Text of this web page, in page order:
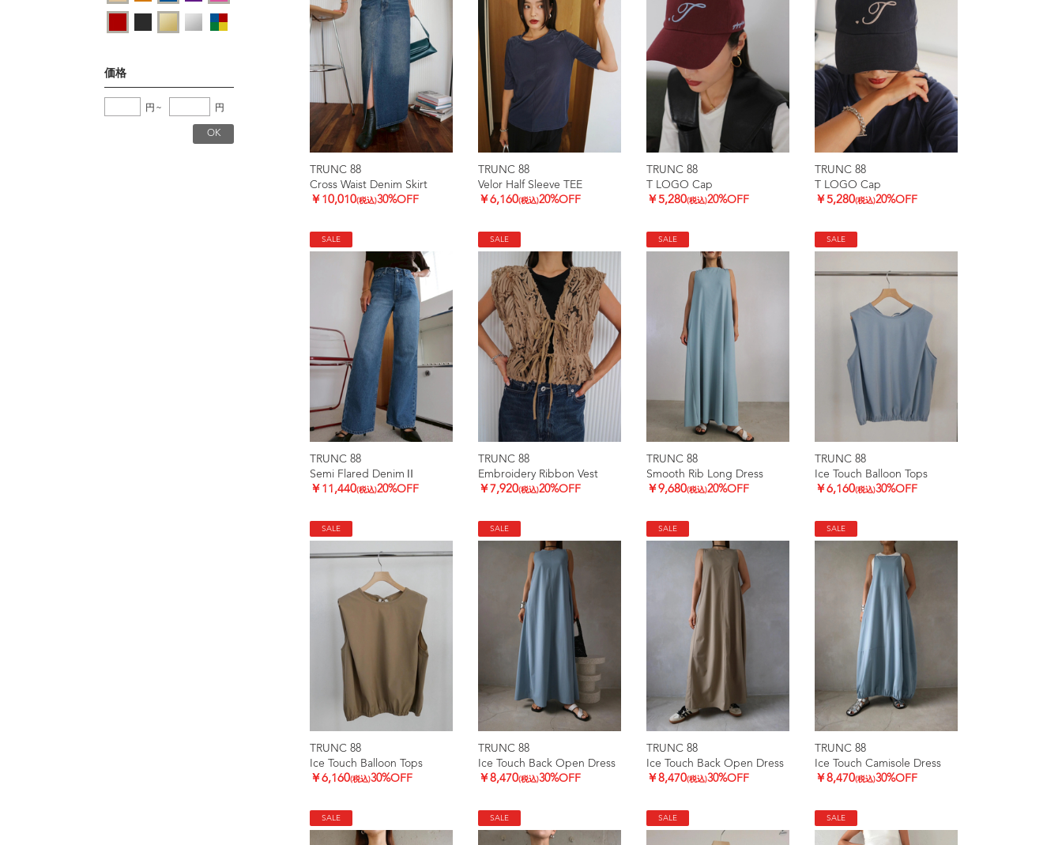
価格
円 ~ 円
TRUNC 88
Cross Waist Denim Skirt
￥10,010(税込)30%OFF
TRUNC 88
Velor Half Sleeve TEE
￥6,160(税込)20%OFF
TRUNC 88
T LOGO Cap
￥5,280(税込)20%OFF
TRUNC 88
T LOGO Cap
￥5,280(税込)20%OFF
SALE
TRUNC 88
Semi Flared DenimⅡ
￥11,440(税込)20%OFF
SALE
TRUNC 88
Embroidery Ribbon Vest
￥7,920(税込)20%OFF
SALE
TRUNC 88
Smooth Rib Long Dress
￥9,680(税込)20%OFF
SALE
TRUNC 88
Ice Touch Balloon Tops
￥6,160(税込)30%OFF
SALE
TRUNC 88
Ice Touch Balloon Tops
￥6,160(税込)30%OFF
SALE
TRUNC 88
Ice Touch Back Open Dress
￥8,470(税込)30%OFF
SALE
TRUNC 88
Ice Touch Back Open Dress
￥8,470(税込)30%OFF
SALE
TRUNC 88
Ice Touch Camisole Dress
￥8,470(税込)30%OFF
SALE SALE SALE SALE